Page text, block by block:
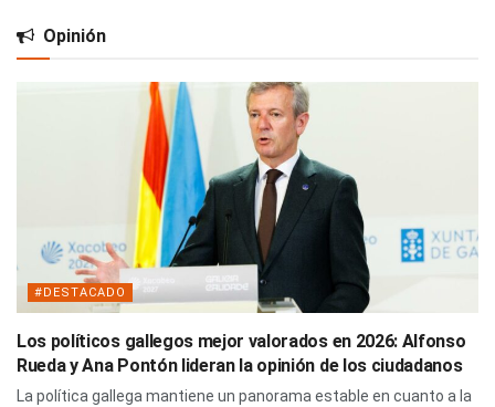
Opinión
#DESTACADO
Los políticos gallegos mejor valorados en 2026: Alfonso
Rueda y Ana Pontón lideran la opinión de los ciudadanos
La política gallega mantiene un panorama estable en cuanto a la